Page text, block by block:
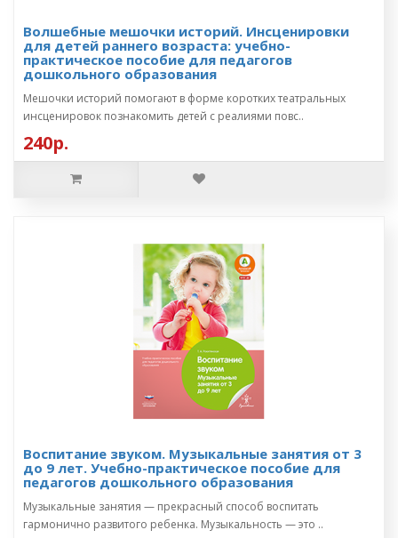
Волшебные мешочки историй. Инсценировки
для детей раннего возраста: учебно-
практическое пособие для педагогов
дошкольного образования
Мешочки историй помогают в форме коротких театральных
инсценировок познакомить детей с реалиями повс..
240р.
Воспитание звуком. Музыкальные занятия от 3
до 9 лет. Учебно-практическое пособие для
педагогов дошкольного образования
Музыкальные занятия — прекрасный способ воспитать
гармонично развитого ребенка. Музыкальность — это ..